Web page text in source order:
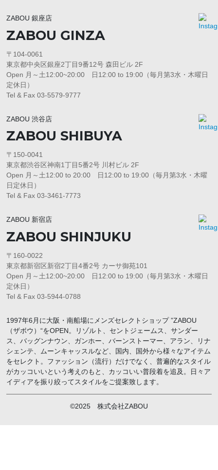
ZABOU 銀座店
ZABOU GINZA
〒104-0061
東京都中央区銀座2丁目9番12号 森田ビル 2F
Open 月～土12:00~20:00 日12:00 to 19:00（毎月第3水・木曜日
定休日）
Tel & Fax 03-5579-9777
ZABOU 渋谷店
ZABOU SHIBUYA
〒150-0041
東京都渋谷区神南1丁目5番2号 川村ビル 2F
Open 月～土12:00 to 20:00 日12:00 to 19:00（毎月第3水・木曜
日定休日）
Tel & Fax 03-3461-7773
ZABOU 新宿店
ZABOU SHINJUKU
〒160-0022
東京都新宿区新宿2丁目4番2号 カーサ御苑101
Open 月～土12:00~20:00 日12:00 to 19:00（毎月第3水・木曜日
定休日）
Tel & Fax 03-5944-0788
1997年6月に大阪・南船場にメンズセレクトショップ ”ZABOU
（ザボウ）“をOPEN。リゾルト、セントジェームス、サンダー
ス、バッグンナウン、ガンホー、バーンストーマー、アラン、リナ
シェンテ、ムーンキャッスルなど、国内、国外から様々なアイテム
をセレクト。ファッション（流行）だけでなく、普遍的なスタイル
がカッコいいという考えのもと、カッコいい普段着を追及。日々ア
イディアを振り絞ってスタイルをご提案致します。
©2025 株式会社ZABOU